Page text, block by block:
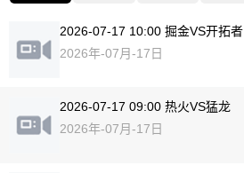
2026-07-17 10:00 掘金VS开拓者
2026年-07月-17日
2026-07-17 09:00 热火VS猛龙
2026年-07月-17日